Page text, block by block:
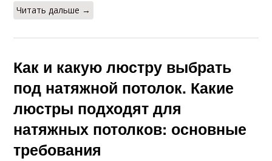
Читать дальше →
Как и какую люстру выбрать
под натяжной потолок. Какие
люстры подходят для
натяжных потолков: основные
требования